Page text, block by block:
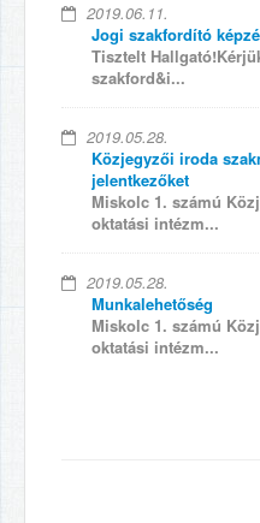
2019.06.11.
Jogi szakfordító
Tisztelt
szakford&i...
2019.05.28.
Közjegyzői iroda
jelentkezőket
Miskolc 1. számú
oktatási intézm...
2019.05.28.
Munkalehetőség
Miskolc 1. számú
oktatási intézm...